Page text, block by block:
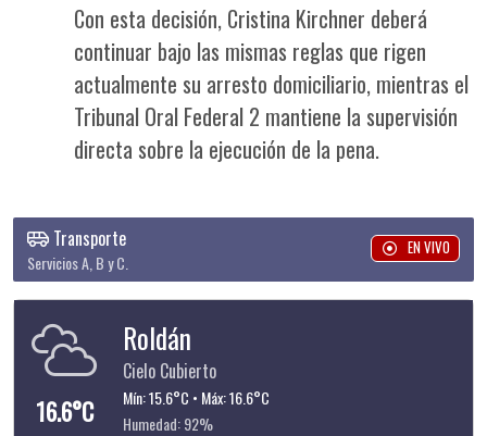
Con esta decisión, Cristina Kirchner deberá
continuar bajo las mismas reglas que rigen
actualmente su arresto domiciliario, mientras el
Tribunal Oral Federal 2 mantiene la supervisión
directa sobre la ejecución de la pena.
Transporte
Servicios A, B y C.
EN VIVO
16.6°C
Roldán
Cielo Cubierto
Mín: 15.6°C • Máx: 16.6°C
Humedad: 92%